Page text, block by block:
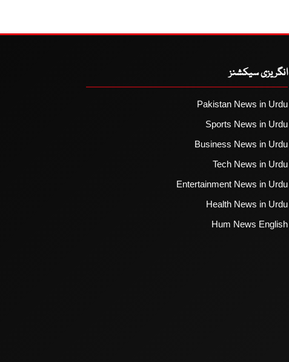
انگریزی سیکشنز
Pakistan News in Urdu
Sports News in Urdu
Business News in Urdu
Tech News in Urdu
Entertainment News in Urdu
Health News in Urdu
Hum News English